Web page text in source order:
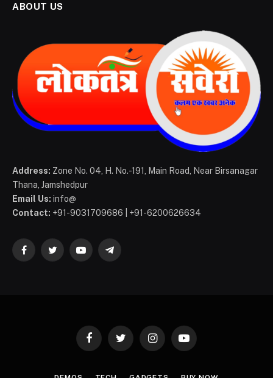
ABOUT US
Address: Zone No. 04, H. No.-191, Main Road, Near Birsanagar
Thana, Jamshedpur
Email Us: info@
Contact: +91-9031709686 | +91-6200626634
FacebookTwitterYouTubeTelegram
FacebookTwitter InstagramYouTube